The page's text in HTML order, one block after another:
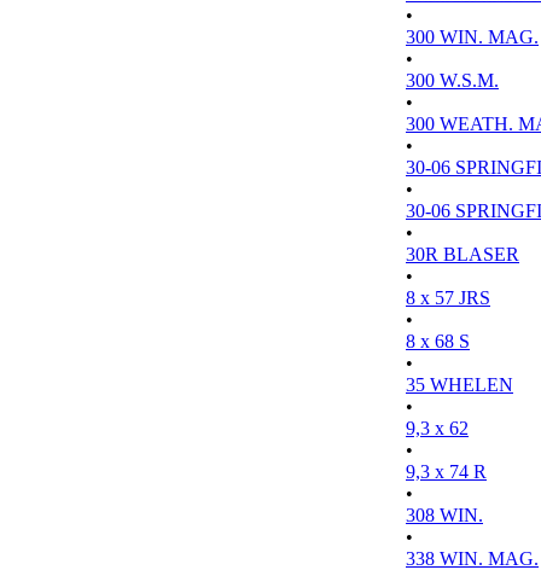
•
300 WIN. MAG.
•
300 W.S.M.
•
300 WEATH.
•
30-06
•
30-06
•
30R BLASER
•
8 x 57 JRS
•
8 x 68 S
•
35 WHELEN
•
9,3 x 62
•
9,3 x 74 R
•
308 WIN.
•
338 WIN. MAG.